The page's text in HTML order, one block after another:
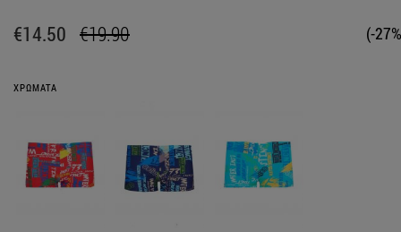
€14.50 €19.90 (-
ΧΡΩΜΑΤΑ